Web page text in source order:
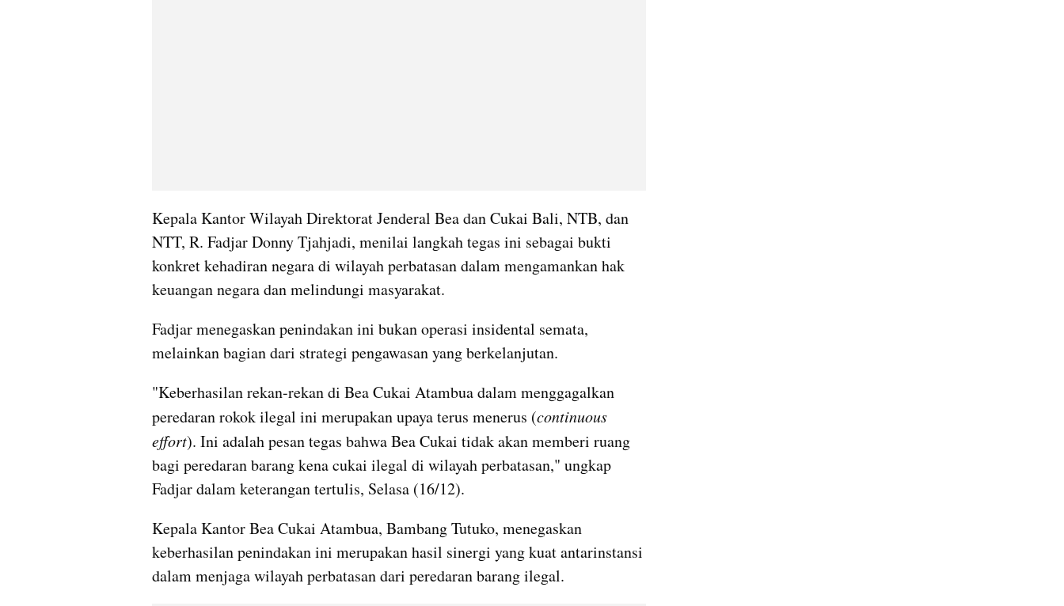
Kepala Kantor Wilayah Direktorat Jenderal Bea dan Cukai Bali, NTB, dan
NTT, R. Fadjar Donny Tjahjadi, menilai langkah tegas ini sebagai bukti
konkret kehadiran negara di wilayah perbatasan dalam mengamankan hak
keuangan negara dan melindungi masyarakat.
Fadjar menegaskan penindakan ini bukan operasi insidental semata,
melainkan bagian dari strategi pengawasan yang berkelanjutan.
"Keberhasilan rekan-rekan di Bea Cukai Atambua dalam menggagalkan
peredaran rokok ilegal ini merupakan upaya terus menerus (continuous
effort). Ini adalah pesan tegas bahwa Bea Cukai tidak akan memberi ruang
bagi peredaran barang kena cukai ilegal di wilayah perbatasan," ungkap
Fadjar dalam keterangan tertulis, Selasa (16/12).
Kepala Kantor Bea Cukai Atambua, Bambang Tutuko, menegaskan
keberhasilan penindakan ini merupakan hasil sinergi yang kuat antarinstansi
dalam menjaga wilayah perbatasan dari peredaran barang ilegal.